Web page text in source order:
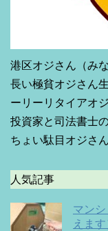
港区オジさん（み
長い極貧オジさん
ーリーリタイアオ
投資家と司法書士
ちょい駄目オジさ
人気記事
マン
えます